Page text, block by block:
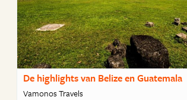
De highlights van Belize en Guatemala
Vamonos Travels